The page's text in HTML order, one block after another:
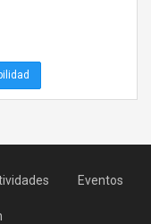
Eventos